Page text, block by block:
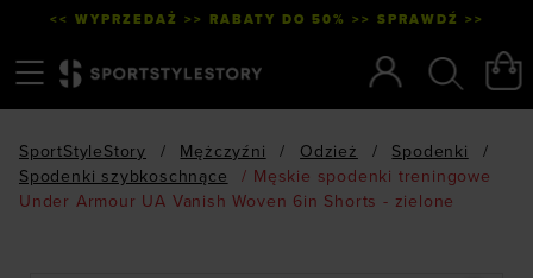
<< WYPRZEDAŻ >> RABATY DO 50% >> SPRAWDŹ >>
SportStyleStory / Mężczyźni / Odzież / Spodenki
/
Spodenki szybkoschnące
/ Męskie spodenki treningowe
Under Armour UA Vanish Woven 6in Shorts - zielone